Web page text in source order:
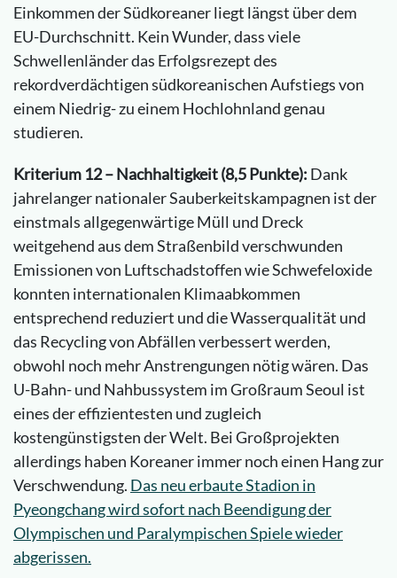
Einkommen der Südkoreaner liegt längst über dem
EU-Durchschnitt. Kein Wunder, dass viele
Schwellenländer das Erfolgsrezept des
rekordverdächtigen südkoreanischen Aufstiegs von
einem Niedrig- zu einem Hochlohnland genau
studieren.
Kriterium 12 – Nachhaltigkeit (8,5 Punkte): Dank
jahrelanger nationaler Sauberkeitskampagnen ist der
einstmals allgegenwärtige Müll und Dreck
weitgehend aus dem Straßenbild verschwunden
Emissionen von Luftschadstoffen wie Schwefeloxide
konnten internationalen Klimaabkommen
entsprechend reduziert und die Wasserqualität und
das Recycling von Abfällen verbessert werden,
obwohl noch mehr Anstrengungen nötig wären. Das
U-Bahn- und Nahbussystem im Großraum Seoul ist
eines der effizientesten und zugleich
kostengünstigsten der Welt. Bei Großprojekten
allerdings haben Koreaner immer noch einen Hang zur
Verschwendung. Das neu erbaute Stadion in
Pyeongchang wird sofort nach Beendigung der
Olympischen und Paralympischen Spiele wieder
abgerissen.